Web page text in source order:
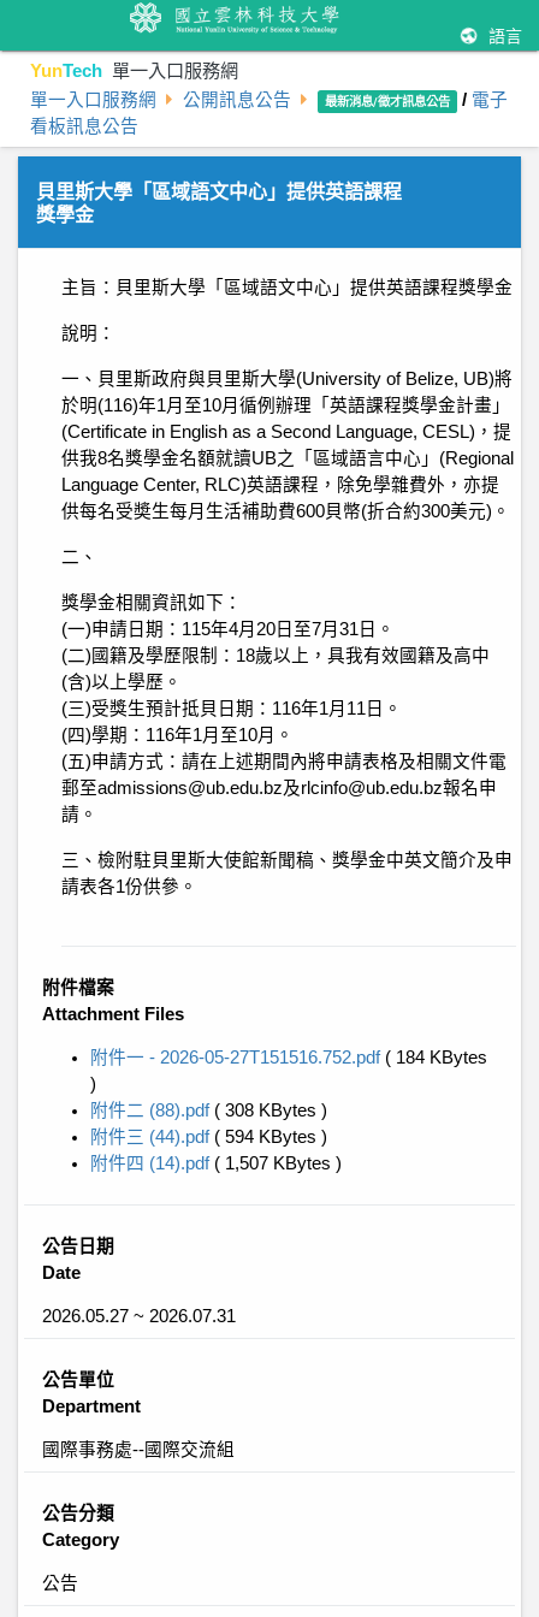
語言
YunTech 單一入口服務網
單一入口服務網 公開訊息公告 最新消息/徵才訊息公告 / 電子
看板訊息公告
貝里斯大學「區域語文中心」提供英語課程
獎學金
主旨：貝里斯大學「區域語文中心」提供英語課程獎學金
說明：
一、貝里斯政府與貝里斯大學(University of Belize, UB)將
於明(116)年1月至10月循例辦理「英語課程獎學金計畫」
(Certificate in English as a Second Language, CESL)，提
供我8名獎學金名額就讀UB之「區域語言中心」(Regional
Language Center, RLC)英語課程，除免學雜費外，亦提
供每名受奬生每月生活補助費600貝幣(折合約300美元)。
二、
獎學金相關資訊如下：
(一)申請日期：115年4月20日至7月31日。
(二)國籍及學歷限制：18歲以上，具我有效國籍及高中
(含)以上學歷。
(三)受獎生預計抵貝日期：116年1月11日。
(四)學期：116年1月至10月。
(五)申請方式：請在上述期間內將申請表格及相關文件電
郵至admissions@ub.edu.bz及rlcinfo@ub.edu.bz報名申
請。
三、檢附駐貝里斯大使館新聞稿、獎學金中英文簡介及申
請表各1份供參。
附件檔案
Attachment Files
附件一 - 2026-05-27T151516.752.pdf ( 184 KBytes
)
附件二 (88).pdf ( 308 KBytes )
附件三 (44).pdf ( 594 KBytes )
附件四 (14).pdf ( 1,507 KBytes )
公告日期
Date
2026.05.27 ~ 2026.07.31
公告單位
Department
國際事務處--國際交流組
公告分類
Category
公告